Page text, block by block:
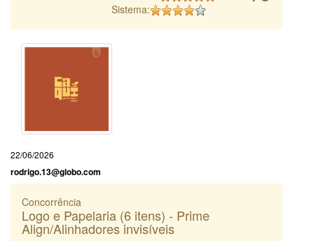
Sistema:
22/06/2026
rodrigo.13@globo.com
Concorrência
Logo e Papelaria (6 itens) - Prime
Align/Alinhadores invisíveis